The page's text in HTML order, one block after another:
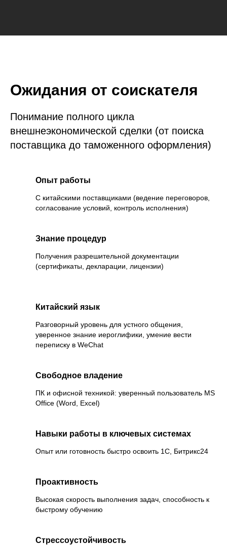
Ожидания от соискателя
Понимание полного цикла
внешнеэкономической сделки (от поиска
поставщика до таможенного оформления)
Опыт работы
С китайскими поставщиками (ведение переговоров,
согласование условий, контроль исполнения)
Знание процедур
Получения разрешительной документации
(сертификаты, декларации, лицензии)
Китайский язык
Разговорный уровень для устного общения,
уверенное знание иероглифики, умение вести
переписку в WeChat
Свободное владение
ПК и офисной техникой: уверенный пользователь MS
Office (Word, Excel)
Навыки работы в ключевых системах
Опыт или готовность быстро освоить 1С, Битрикс24
Проактивность
Высокая скорость выполнения задач, способность к
быстрому обучению
Стрессоустойчивость